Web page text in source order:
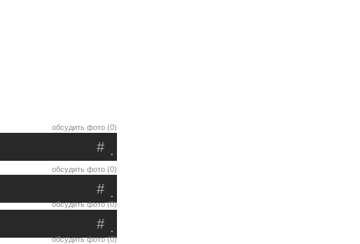
обсудить фото (0)
.
#
обсудить фото (0)
.
#
обсудить фото (0)
.
#
обсудить фото (0)